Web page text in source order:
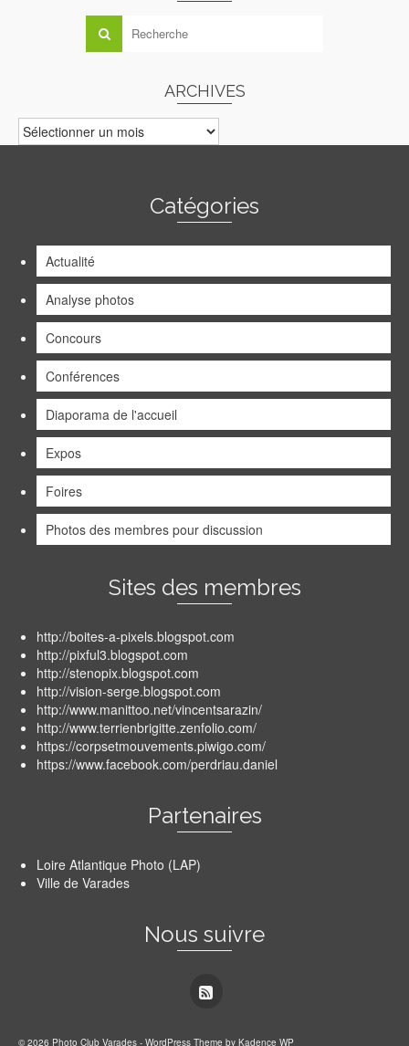
ARCHIVES
ARCHIVES
Catégories
Actualité
Analyse photos
Concours
Conférences
Diaporama de l'accueil
Expos
Foires
Photos des membres pour discussion
Sites des membres
http://boites-a-pixels.blogspot.com
http://pixful3.blogspot.com
http://stenopix.blogspot.com
http://vision-serge.blogspot.com
http://www.manittoo.net/vincentsarazin/
http://www.terrienbrigitte.zenfolio.com/
https://corpsetmouvements.piwigo.com/
https://www.facebook.com/perdriau.daniel
Partenaires
Loire Atlantique Photo (LAP)
Ville de Varades
Nous suivre
© 2026 Photo Club Varades - WordPress Theme by Kadence WP